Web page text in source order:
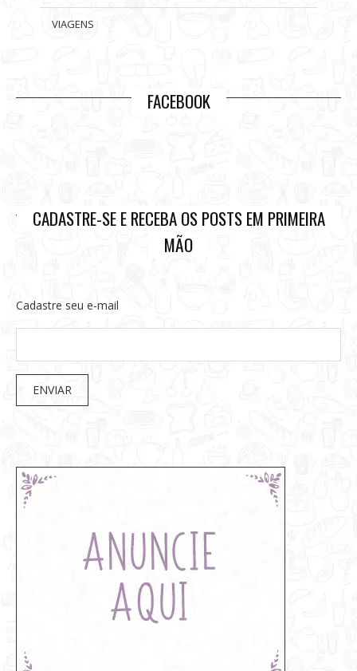
VIAGENS
FACEBOOK
CADASTRE-SE E RECEBA OS POSTS EM PRIMEIRA
MÃO
Cadastre seu e-mail